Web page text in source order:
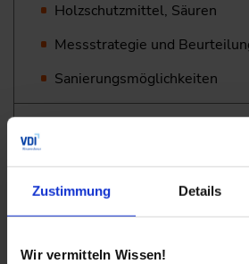
Zustimmung Details
Wir vermitteln Wissen!
Holzschutzmittel, Säuren
Messstrategie und
Sanierungsmöglichkeiten
Raumluftqualität bei
Zertifzierungssysteme
BNB, VDB-Zert u.a.) und
zur Raumluftqualität
Messtechnische Prüfungen